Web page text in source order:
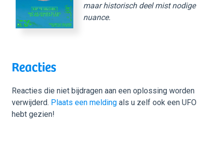
maar historisch deel mist nodige
nuance.
Reacties
Reacties die niet bijdragen aan een oplossing worden
verwijderd. Plaats een melding als u zelf ook een UFO
hebt gezien!